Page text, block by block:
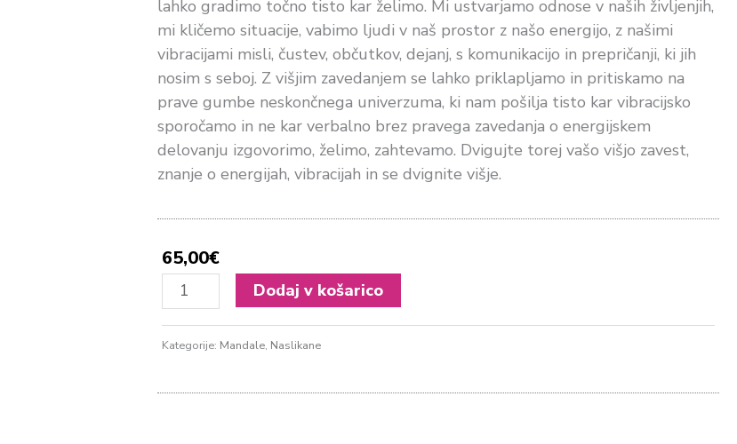
lahko gradimo točno tisto kar želimo. Mi ustvarjamo odnose v naših življenjih,
mi kličemo situacije, vabimo ljudi v naš prostor z našo energijo, z našimi
vibracijami misli, čustev, občutkov, dejanj, s komunikacijo in prepričanji, ki jih
nosim s seboj. Z višjim zavedanjem se lahko priklapljamo in pritiskamo na
prave gumbe neskončnega univerzuma, ki nam pošilja tisto kar vibracijsko
sporočamo in ne kar verbalno brez pravega zavedanja o energijskem
delovanju izgovorimo, želimo, zahtevamo. Dvigujte torej vašo višjo zavest,
znanje o energijah, vibracijah in se dvignite višje.
65,00€
Higher
Awareness
Dodaj v košarico
Kategorije: Mandale, Naslikane